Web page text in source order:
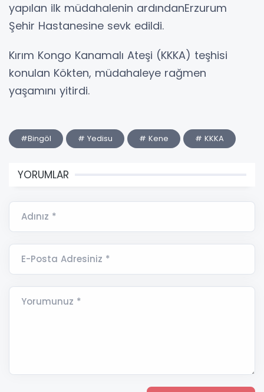
yapılan ilk müdahalenin ardındanErzurum
Şehir Hastanesine sevk edildi.
Kırım Kongo Kanamalı Ateşi (KKKA) teşhisi
konulan Kökten, müdahaleye rağmen
yaşamını yitirdi.
#Bingöl # Yedisu # Kene # KKKA
YORUMLAR
Adınız *
E-Posta Adresiniz *
Yorumunuz *